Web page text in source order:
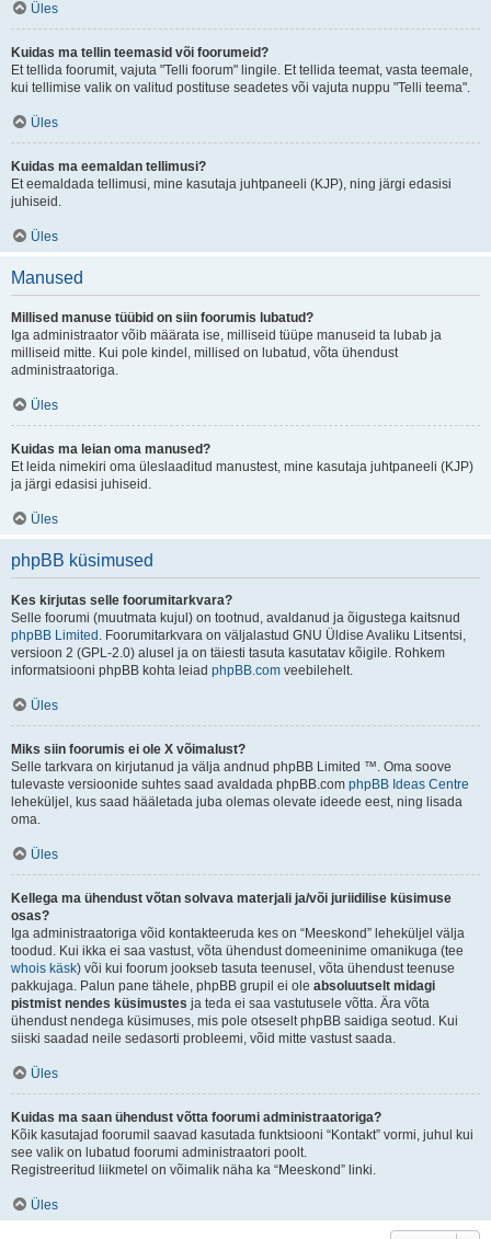
Üles
Kuidas ma tellin teemasid või foorumeid?
Et tellida foorumit, vajuta "Telli foorum" lingile. Et tellida teemat, vasta teemale,
kui tellimise valik on valitud postituse seadetes või vajuta nuppu "Telli teema".
Üles
Kuidas ma eemaldan tellimusi?
Et eemaldada tellimusi, mine kasutaja juhtpaneeli (KJP), ning järgi edasisi
juhiseid.
Üles
Manused
Millised manuse tüübid on siin foorumis lubatud?
Iga administraator võib määrata ise, milliseid tüüpe manuseid ta lubab ja
milliseid mitte. Kui pole kindel, millised on lubatud, võta ühendust
administraatoriga.
Üles
Kuidas ma leian oma manused?
Et leida nimekiri oma üleslaaditud manustest, mine kasutaja juhtpaneeli (KJP)
ja järgi edasisi juhiseid.
Üles
phpBB küsimused
Kes kirjutas selle foorumitarkvara?
Selle foorumi (muutmata kujul) on tootnud, avaldanud ja õigustega kaitsnud
phpBB Limited . Foorumitarkvara on väljalastud GNU Üldise Avaliku Litsentsi,
versioon 2 (GPL-2.0) alusel ja on täiesti tasuta kasutatav kõigile. Rohkem
informatsiooni phpBB kohta leiad phpBB.com veebilehelt.
Üles
Miks siin foorumis ei ole X võimalust?
Selle tarkvara on kirjutanud ja välja andnud phpBB Limited ™. Oma soove
tulevaste versioonide suhtes saad avaldada phpBB.com phpBB Ideas Centre
leheküljel, kus saad hääletada juba olemas olevate ideede eest, ning lisada
oma.
Üles
Kellega ma ühendust võtan solvava materjali ja/või juriidilise küsimuse
osas?
Iga administraatoriga võid kontakteeruda kes on “Meeskond” leheküljel välja
toodud. Kui ikka ei saa vastust, võta ühendust domeeninime omanikuga (tee
whois käsk) või kui foorum jookseb tasuta teenusel, võta ühendust teenuse
pakkujaga. Palun pane tähele, phpBB grupil ei ole absoluutselt midagi
pistmist nendes küsimustes ja teda ei saa vastutusele võtta. Ära võta
ühendust nendega küsimuses, mis pole otseselt phpBB saidiga seotud. Kui
siiski saadad neile sedasorti probleemi, võid mitte vastust saada.
Üles
Kuidas ma saan ühendust võtta foorumi administraatoriga?
Kõik kasutajad foorumil saavad kasutada funktsiooni “Kontakt” vormi, juhul kui
see valik on lubatud foorumi administraatori poolt.
Registreeritud liikmetel on võimalik näha ka “Meeskond” linki.
Üles